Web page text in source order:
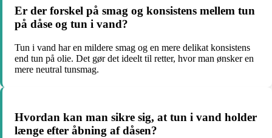
Er der forskel på smag og konsistens mellem tun
på dåse og tun i vand?
Tun i vand har en mildere smag og en mere delikat konsistens
end tun på olie. Det gør det ideelt til retter, hvor man ønsker en
mere neutral tunsmag.
Hvordan kan man sikre sig, at tun i vand holder
længe efter åbning af dåsen?